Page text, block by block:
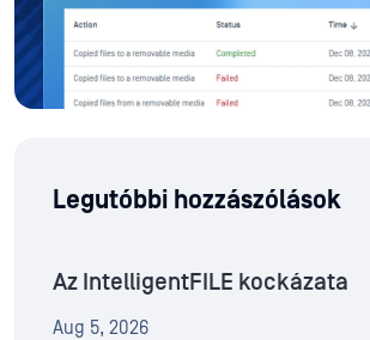
Legutóbbi hozzászólások
Az IntelligentFILE kockázata
Aug 5, 2026